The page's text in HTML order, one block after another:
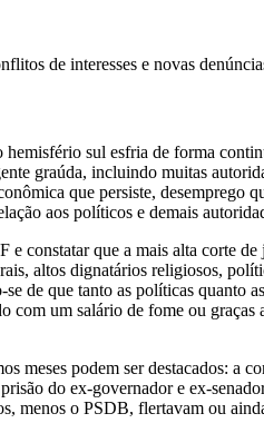
de interesses e novas
sul esfria de forma
graúda, incluindo muitas
que persiste, desemprego
aos políticos e demais
constatar que a mais alta corte
altos dignatários religiosos,
de que tanto as políticas quanto
um salário de fome ou
meses podem ser destacados: a
do ex-governador e ex-
menos o PSDB, flertavam ou